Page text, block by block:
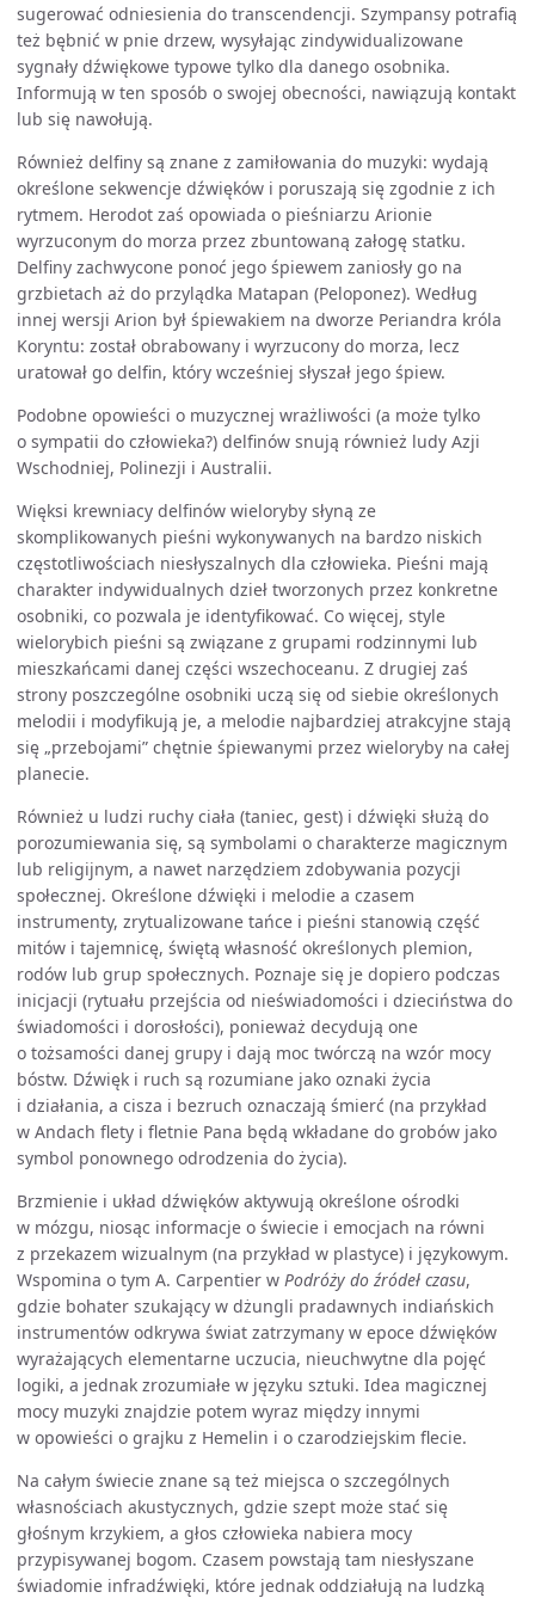
sugerować odniesienia do transcendencji. Szympansy potrafią
też bębnić w pnie drzew, wysyłając zindywidualizowane
sygnały dźwiękowe typowe tylko dla danego osobnika.
Informują w ten sposób o swojej obecności, nawiązują kontakt
lub się nawołują.
Również delfiny są znane z zamiłowania do muzyki: wydają
określone sekwencje dźwięków i poruszają się zgodnie z ich
rytmem. Herodot zaś opowiada o pieśniarzu Arionie
wyrzuconym do morza przez zbuntowaną załogę statku.
Delfiny zachwycone ponoć jego śpiewem zaniosły go na
grzbietach aż do przylądka Matapan (Peloponez). Według
innej wersji Arion był śpiewakiem na dworze Periandra króla
Koryntu: został obrabowany i wyrzucony do morza, lecz
uratował go delfin, który wcześniej słyszał jego śpiew.
Podobne opowieści o muzycznej wrażliwości (a może tylko
o sympatii do człowieka?) delfinów snują również ludy Azji
Wschodniej, Polinezji i Australii.
Więksi krewniacy delfinów wieloryby słyną ze
skomplikowanych pieśni wykonywanych na bardzo niskich
częstotliwościach niesłyszalnych dla człowieka. Pieśni mają
charakter indywidualnych dzieł tworzonych przez konkretne
osobniki, co pozwala je identyfikować. Co więcej, style
wielorybich pieśni są związane z grupami rodzinnymi lub
mieszkańcami danej części wszechoceanu. Z drugiej zaś
strony poszczególne osobniki uczą się od siebie określonych
melodii i modyfikują je, a melodie najbardziej atrakcyjne stają
się „przebojami” chętnie śpiewanymi przez wieloryby na całej
planecie.
Również u ludzi ruchy ciała (taniec, gest) i dźwięki służą do
porozumiewania się, są symbolami o charakterze magicznym
lub religijnym, a nawet narzędziem zdobywania pozycji
społecznej. Określone dźwięki i melodie a czasem
instrumenty, zrytualizowane tańce i pieśni stanowią część
mitów i tajemnicę, świętą własność określonych plemion,
rodów lub grup społecznych. Poznaje się je dopiero podczas
inicjacji (rytuału przejścia od nieświadomości i dzieciństwa do
świadomości i dorosłości), ponieważ decydują one
o tożsamości danej grupy i dają moc twórczą na wzór mocy
bóstw. Dźwięk i ruch są rozumiane jako oznaki życia
i działania, a cisza i bezruch oznaczają śmierć (na przykład
w Andach flety i fletnie Pana będą wkładane do grobów jako
symbol ponownego odrodzenia do życia).
Brzmienie i układ dźwięków aktywują określone ośrodki
w mózgu, niosąc informacje o świecie i emocjach na równi
z przekazem wizualnym (na przykład w plastyce) i językowym.
Wspomina o tym A. Carpentier w Podróży do źródeł czasu,
gdzie bohater szukający w dżungli pradawnych indiańskich
instrumentów odkrywa świat zatrzymany w epoce dźwięków
wyrażających elementarne uczucia, nieuchwytne dla pojęć
logiki, a jednak zrozumiałe w języku sztuki. Idea magicznej
mocy muzyki znajdzie potem wyraz między innymi
w opowieści o grajku z Hemelin i o czarodziejskim flecie.
Na całym świecie znane są też miejsca o szczególnych
własnościach akustycznych, gdzie szept może stać się
głośnym krzykiem, a głos człowieka nabiera mocy
przypisywanej bogom. Czasem powstają tam niesłyszane
świadomie infradźwięki, które jednak oddziałują na ludzką